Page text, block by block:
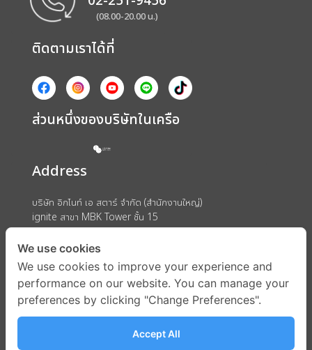
(08.00-20.00 น.)
ติดตามเราได้ที่
ส่วนหนึ่งของบริษัทในเครือ
Address
บริษัท อิกไนท์ เอ สตาร์ จำกัด (สำนักงานใหญ่)
ignite สาขา MBK Tower ชั้น 15
ถนนพญาไท แขวงวังใหม่ เขตปทุมวัน กรุงเทพมหานคร 10330
We use cookies
We use cookies to improve your experience and
performance on our website. You can manage your
preferences by clicking "Change Preferences".
Accept All